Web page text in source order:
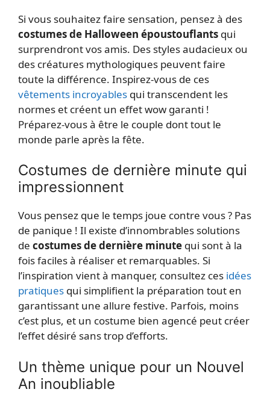
Si vous souhaitez faire sensation, pensez à des
costumes de Halloween époustouflants qui
surprendront vos amis. Des styles audacieux ou
des créatures mythologiques peuvent faire
toute la différence. Inspirez-vous de ces
vêtements incroyables qui transcendent les
normes et créent un effet wow garanti !
Préparez-vous à être le couple dont tout le
monde parle après la fête.
Costumes de dernière minute qui
impressionnent
Vous pensez que le temps joue contre vous ? Pas
de panique ! Il existe d’innombrables solutions
de costumes de dernière minute qui sont à la
fois faciles à réaliser et remarquables. Si
l’inspiration vient à manquer, consultez ces idées
pratiques qui simplifient la préparation tout en
garantissant une allure festive. Parfois, moins
c’est plus, et un costume bien agencé peut créer
l’effet désiré sans trop d’efforts.
Un thème unique pour un Nouvel
An inoubliable